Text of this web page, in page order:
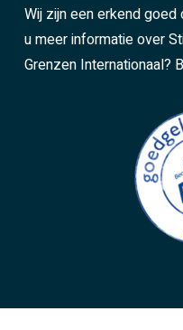
Wij zijn een erkend
u meer informatie over
Grenzen Internationaal?